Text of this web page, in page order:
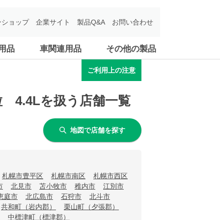
品 車関連用品 その他の製品
ョップ 企業サイト 製品Q&A お問い合わせ
ご利用上の注意
4.4Lを扱う店舗一覧
地図で店舗を探す
札幌市豊平区 札幌市南区
札幌市西区
北見市 苫小牧市 稚内市
江別市
庭市 北広島市 石狩市
北斗市
共和町（岩内郡）
栗山町（夕張郡）
中標津町（標津郡）